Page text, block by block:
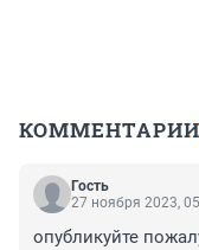
КОММЕНТАРИИ
Гость
27 ноября 2023,
опубликуйте